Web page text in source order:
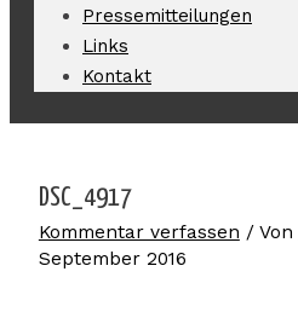
Pressemitteilungen
Links
Kontakt
DSC_4917
Kommentar verfassen / Von
September 2016